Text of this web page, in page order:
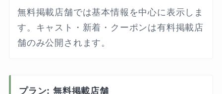
無料掲載店舗では基本情報を中心に表示しま
す。キャスト・新着・クーポンは有料掲載店
舗のみ公開されます。
プラン: 無料掲載店舗